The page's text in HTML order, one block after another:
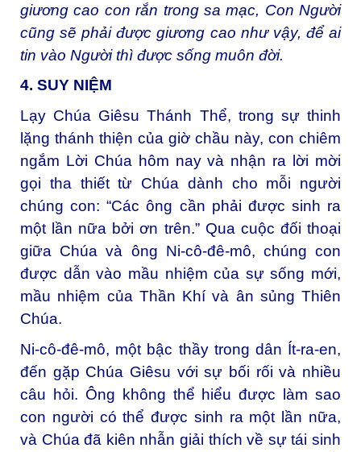
giương cao con rắn trong sa mạc, Con Người
cũng sẽ phải được giương cao như vậy, để ai
tin vào Người thì được sống muôn đời.
4. SUY NIỆM
Lạy Chúa Giêsu Thánh Thể, trong sự thinh
lặng thánh thiện của giờ chầu này, con chiêm
ngắm Lời Chúa hôm nay và nhận ra lời mời
gọi tha thiết từ Chúa dành cho mỗi người
chúng con: “Các ông cần phải được sinh ra
một lần nữa bởi ơn trên.” Qua cuộc đối thoại
giữa Chúa và ông Ni-cô-đê-mô, chúng con
được dẫn vào mầu nhiệm của sự sống mới,
mầu nhiệm của Thần Khí và ân sủng Thiên
Chúa.
Ni-cô-đê-mô, một bậc thầy trong dân Ít-ra-en,
đến gặp Chúa Giêsu với sự bối rối và nhiều
câu hỏi. Ông không thể hiểu được làm sao
con người có thể được sinh ra một lần nữa,
và Chúa đã kiên nhẫn giải thích về sự tái sinh